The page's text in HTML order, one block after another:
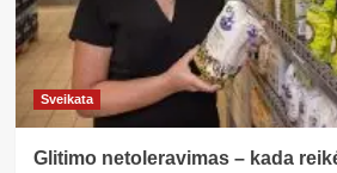
receptais
Sveikata
Glitimo netoleravimas – kada